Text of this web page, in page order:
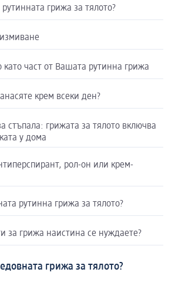
грижа за тялото?
като част от Вашата рутинна грижа
крем всеки ден?
стъпала: грижата за тялото включва
у дома
рол-он или крем-
рутинна грижа за тялото?
за грижа наистина се нуждаете?
грижа за тялото?